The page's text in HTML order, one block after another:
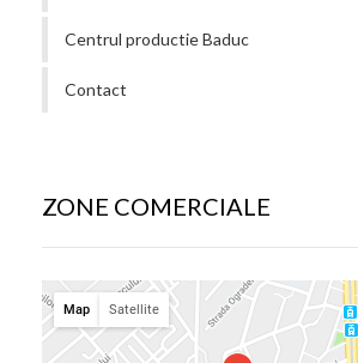
Centrul productie Baduc
Contact
ZONE COMERCIALE